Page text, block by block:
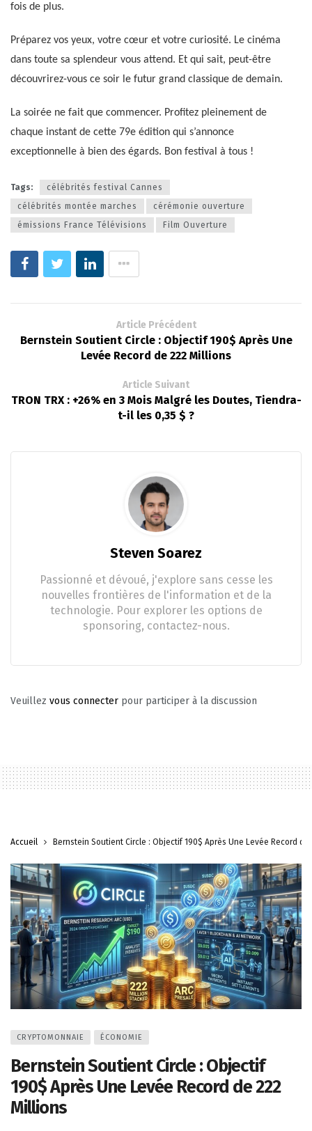
fois de plus.
Préparez vos yeux, votre cœur et votre curiosité. Le cinéma
dans toute sa splendeur vous attend. Et qui sait, peut-être
découvrirez-vous ce soir le futur grand classique de demain.
La soirée ne fait que commencer. Profitez pleinement de
chaque instant de cette 79e édition qui s’annonce
exceptionnelle à bien des égards. Bon festival à tous !
Tags:
célébrités festival Cannes
célébrités montée marches
cérémonie ouverture
émissions France Télévisions
Film Ouverture
Article Précédent
Bernstein Soutient Circle : Objectif 190$ Après Une
Levée Record de 222 Millions
Article Suivant
TRON TRX : +26% en 3 Mois Malgré les Doutes, Tiendra-
t-il les 0,35 $ ?
Steven Soarez
Passionné et dévoué, j'explore sans cesse les
nouvelles frontières de l'information et de la
technologie. Pour explorer les options de
sponsoring, contactez-nous.
Veuillez vous connecter pour participer à la discussion
Accueil Bernstein Soutient Circle : Objectif 190$ Après Une Levée Record de
CRYPTOMONNAIE ÉCONOMIE
Bernstein Soutient Circle : Objectif
190$ Après Une Levée Record de 222
Millions